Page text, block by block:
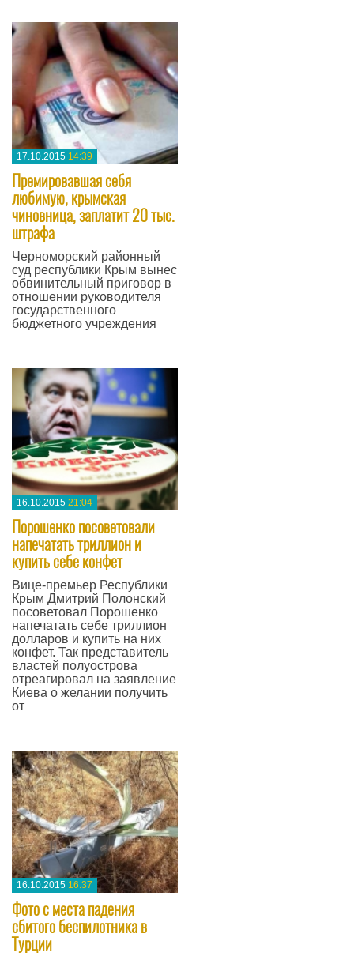
17.10.2015 14:39
Премировавшая себя
любимую, крымская
чиновница, заплатит 20 тыс.
штрафа
Черноморский районный
суд республики Крым вынес
обвинительный приговор в
отношении руководителя
государственного
бюджетного учреждения
16.10.2015 21:04
Порошенко посоветовали
напечатать триллион и
купить себе конфет
Вице-премьер Республики
Крым Дмитрий Полонский
посоветовал Порошенко
напечатать себе триллион
долларов и купить на них
конфет. Так представитель
властей полуострова
отреагировал на заявление
Киева о желании получить
от
16.10.2015 16:37
Фото с места падения
сбитого беспилотника в
Турции